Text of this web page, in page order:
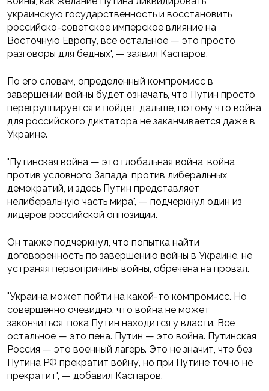
украинскую государственность и восстановить
российско-советское имперское влияние на
Восточную Европу, все остальное — это просто
разговоры для бедных", — заявил Каспаров.
По его словам, определенный компромисс в
завершении войны будет означать, что Путин просто
перегруппируется и пойдет дальше, потому что война
для российского диктатора не заканчивается даже в
Украине.
"Путинская война — это глобальная война, война
против условного Запада, против либеральных
демократий, и здесь Путин представляет
нелиберальную часть мира", — подчеркнул один из
лидеров российской оппозиции.
Он также подчеркнул, что попытка найти
договоренность по завершению войны в Украине, не
устраняя первопричины войны, обречена на провал.
"Украина может пойти на какой-то компромисс. Но
совершенно очевидно, что война не может
закончиться, пока Путин находится у власти. Все
остальное — это пена. Путин — это война. Путинская
Россия — это военный лагерь. Это не значит, что без
Путина РФ прекратит войну, но при Путине точно не
прекратит", — добавил Каспаров.